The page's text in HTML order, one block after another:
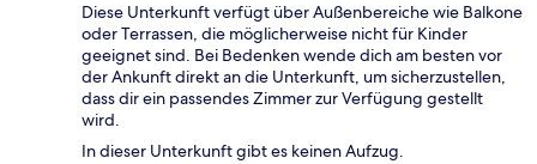
Diese Unterkunft verfügt über Außenbereiche wie Balkone
oder Terrassen, die möglicherweise nicht für Kinder
geeignet sind. Bei Bedenken wende dich am besten vor
der Ankunft direkt an die Unterkunft, um sicherzustellen,
dass dir ein passendes Zimmer zur Verfügung gestellt
wird.
In dieser Unterkunft gibt es keinen Aufzug.